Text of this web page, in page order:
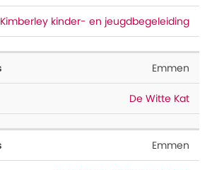
Kimberley kinder- en jeugdbegeleiding
Emmen
De Witte Kat
Emmen